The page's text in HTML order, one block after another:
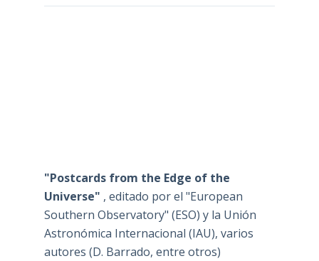
"Postcards from the Edge of the
Universe" , editado por el "European
Southern Observatory" (ESO) y la Unión
Astronómica Internacional (IAU), varios
autores (D. Barrado, entre otros)